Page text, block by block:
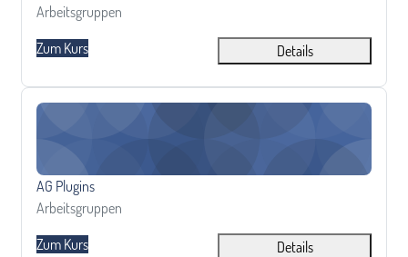
Kursbereich
Arbeitsgruppen
Zum Kurs
Details
AG Plugins
Kursname
AG Plugins
Kursbereich
Arbeitsgruppen
Zum Kurs
Details